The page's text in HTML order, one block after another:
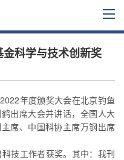
科学与技术创新奖
年度颁奖大会在北京钓鱼
出席大会并讲话，全国人大
席、中国科协主席万钢出席
技工作者获奖。其中： 我刊